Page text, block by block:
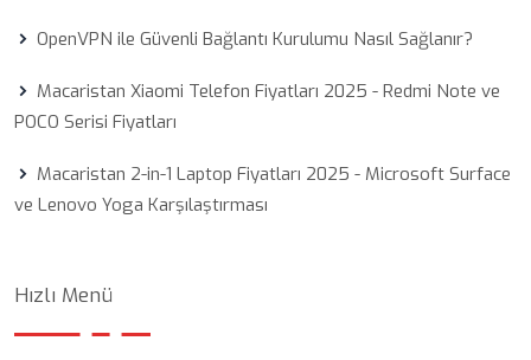
OpenVPN ile Güvenli Bağlantı Kurulumu Nasıl Sağlanır?
Macaristan Xiaomi Telefon Fiyatları 2025 - Redmi Note ve
POCO Serisi Fiyatları
Macaristan 2-in-1 Laptop Fiyatları 2025 - Microsoft Surface
ve Lenovo Yoga Karşılaştırması
Hızlı Menü